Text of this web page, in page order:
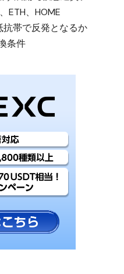
ETH、HOME
帯で反発となるか
条件